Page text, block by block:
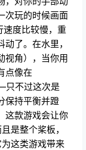
玩的时候画面
度比较慢，重
了。在水里，
视角），当你用
点像在
只不过这次是
保持平衡并蹬
这款游戏会让你
是整个桨板，
这类游戏带来